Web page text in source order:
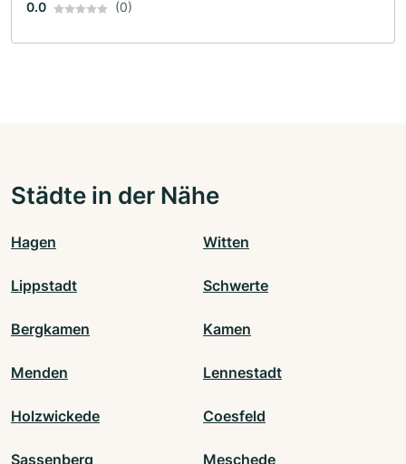
0.0 (0)
Städte in der Nähe
Hagen Witten
Lippstadt Schwerte
Bergkamen Kamen
Menden Lennestadt
Holzwickede Coesfeld
Sassenberg Meschede